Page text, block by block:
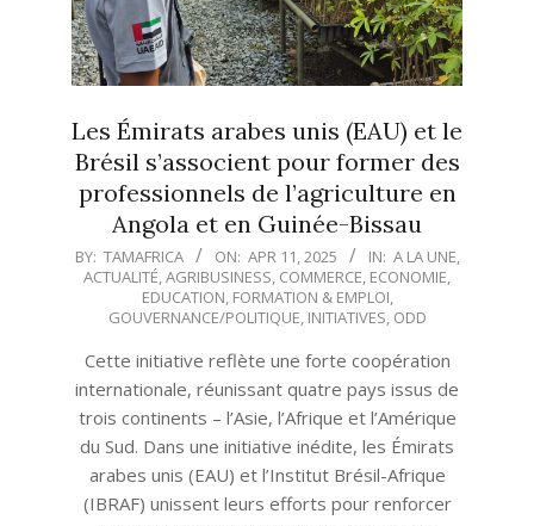
Les Émirats arabes unis (EAU) et le
Brésil s’associent pour former des
professionnels de l’agriculture en
Angola et en Guinée-Bissau
2025-
04-
BY: TAMAFRICA ON: APR 11, 2025 IN: A LA UNE,
ACTUALITÉ,AGRIBUSINESS, COMMERCE, ECONOMIE,
EDUCATION, FORMATION & EMPLOI,
GOUVERNANCE/POLITIQUE, INITIATIVES, ODD
Cette initiative reflète une forte coopération
internationale, réunissant quatre pays issus de
trois continents – l’Asie, l’Afrique et l’Amérique
du Sud. Dans une initiative inédite, les Émirats
arabes unis (EAU) et l’Institut Brésil-Afrique
(IBRAF) unissent leurs efforts pour renforcer